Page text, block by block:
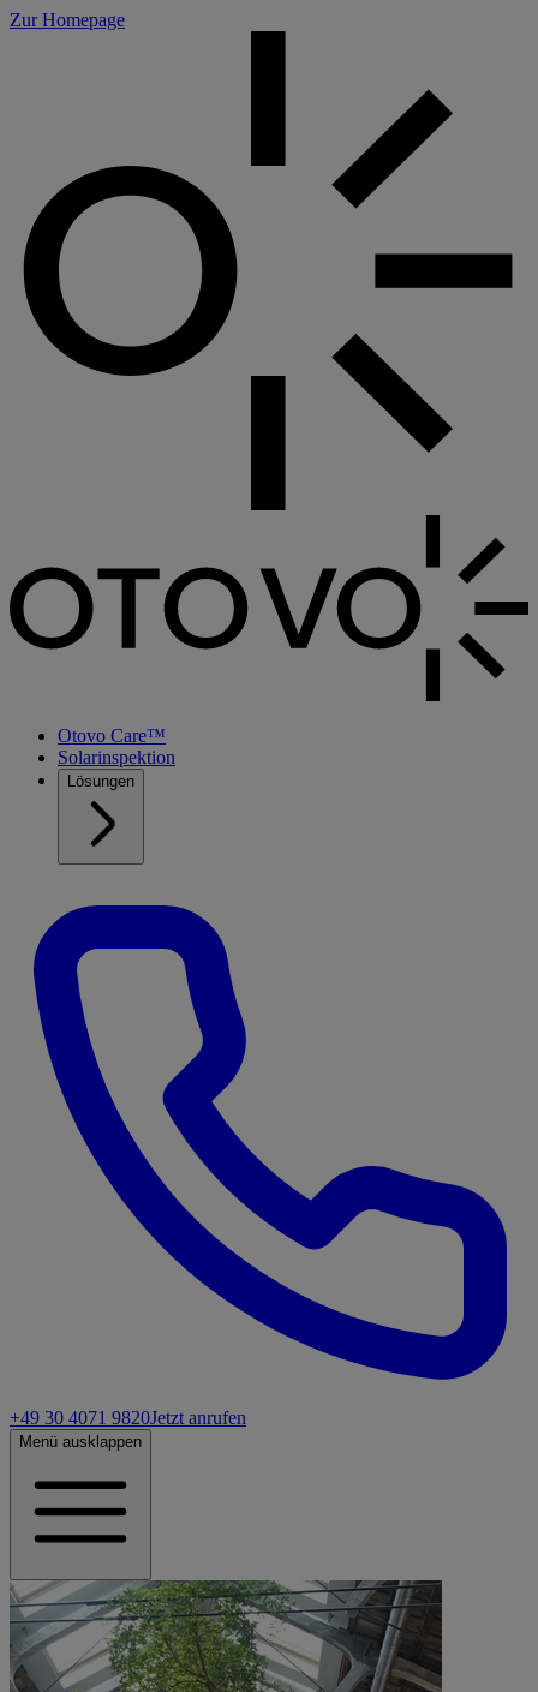
Zur Homepage
Otovo Care™
Solarinspektion
Lösungen
+49 30 4071 9820Jetzt anrufen
Menü ausklappen
Cookie-Einstellungen